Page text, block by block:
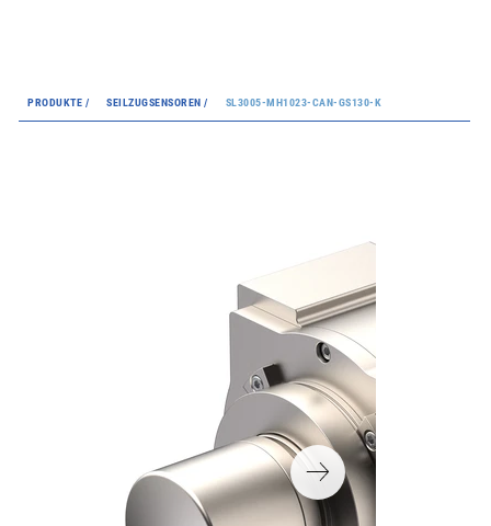
PRODUKTE / SEILZUGSENSOREN / SL3005-MH1023-CAN-GS130-K